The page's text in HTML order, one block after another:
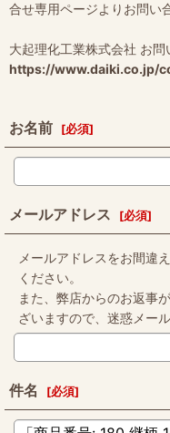
合せ専用ページよりお問い
大起理化工業株式会社 お問
https://www.daiki.co.jp/
お名前 [必須]
メールアドレス [必須]
メールアドレスをお間違
ください。
また、弊店からのお返事
ざいますので、迷惑メー
件名 [必須]